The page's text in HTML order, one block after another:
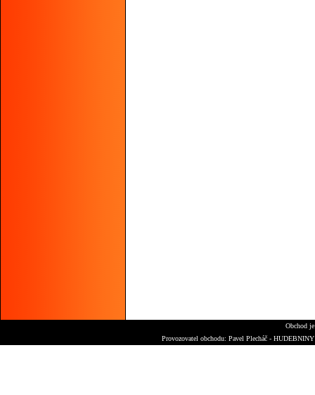
Obchod
Provozovatel obchodu: Pavel Plecháč -